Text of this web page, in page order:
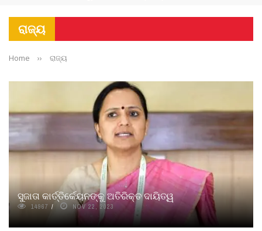
ରାଜ୍ୟ
Home ›› ରାଜ୍ୟ
ସୁଜାତା କାର୍ତ୍ତିର୍କେୟନଙ୍କୁ ଅତିରିକ୍ତ ଦାୟିତ୍ୱ
14967 NOV 22, 2023